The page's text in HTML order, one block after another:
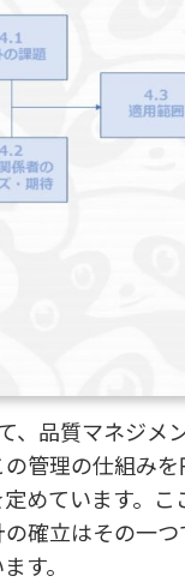
、品質マネジメ
の管理の仕組み
めています。
確立はその一
す。